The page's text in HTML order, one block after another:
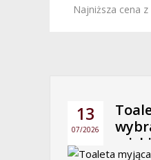
Najniższa cena z
13
07/2026